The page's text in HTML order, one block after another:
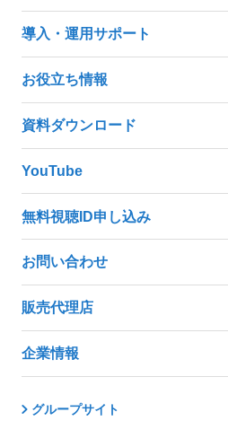
導入・運用サポート
お役立ち情報
資料ダウンロード
YouTube
無料視聴ID申し込み
お問い合わせ
販売代理店
企業情報
グループサイト